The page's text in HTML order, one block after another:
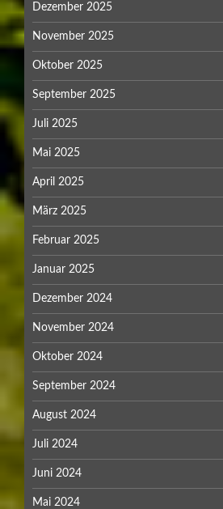
Dezember 2025
November 2025
Oktober 2025
September 2025
Juli 2025
Mai 2025
April 2025
März 2025
Februar 2025
Januar 2025
Dezember 2024
November 2024
Oktober 2024
September 2024
August 2024
Juli 2024
Juni 2024
Mai 2024